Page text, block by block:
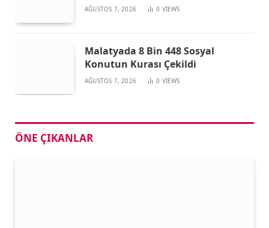
AĞUSTOS 7, 2026 0 VIEWS
Malatyada 8 Bin 448 Sosyal
Konutun Kurası Çekildi
AĞUSTOS 7, 2026 0 VIEWS
ÖNE ÇIKANLAR